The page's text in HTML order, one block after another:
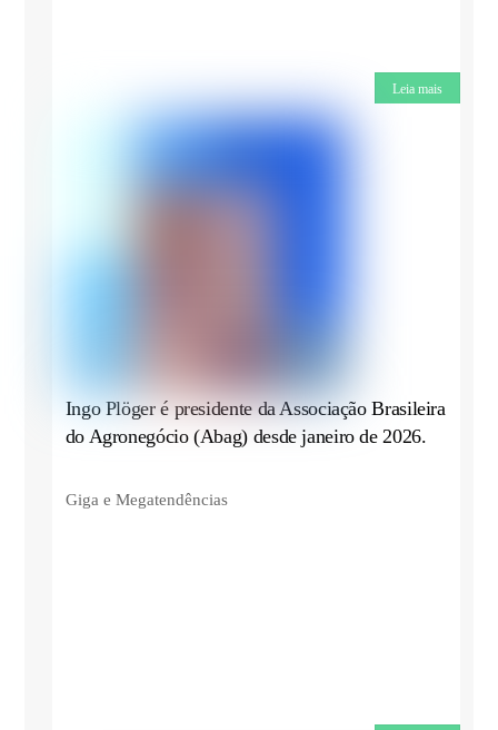
Leia mais
Ingo Plöger é presidente da Associação Brasileira
do Agronegócio (Abag) desde janeiro de 2026.
Giga e Megatendências